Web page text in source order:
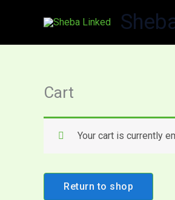
Cart
Your cart is currently
Return to shop